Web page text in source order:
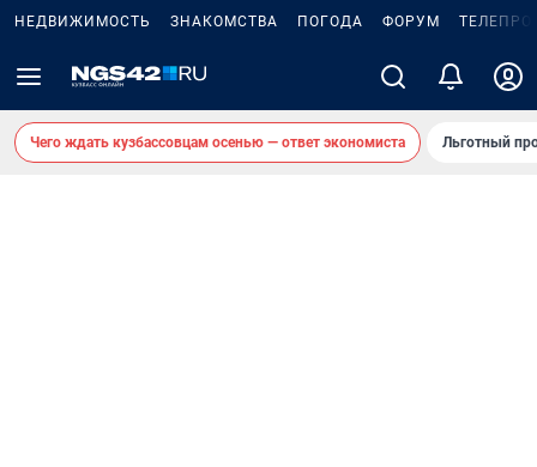
НЕДВИЖИМОСТЬ ЗНАКОМСТВА ПОГОДА ФОРУМ
Чего ждать кузбассовцам осенью — ответ экономиста Льготный